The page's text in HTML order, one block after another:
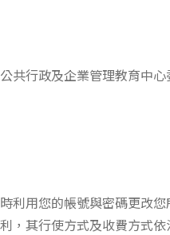
行政及企業管理教育中
用您的帳號與密碼更改
其行使方式及收費方式